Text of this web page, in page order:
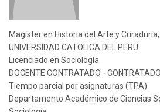
Magíster en Historia del Arte y Curaduría,
UNIVERSIDAD CATOLICA DEL PERU
Licenciado en Sociología
DOCENTE CONTRATADO - CONTRATADO
Tiempo parcial por asignaturas (TPA)
Departamento Académico de Ciencias